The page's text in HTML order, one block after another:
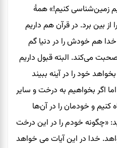
زمین‌شناسی کنیم!» همۀ
از بین برد. در قرآن هم داریم
خدا هم خودش را در دنیا گم
می‌کند. البته قبول داریم
خود را در آینه ببیند
اگر بخواهیم به درخت و سایر
و خودمان را در آن‌ها
«چگونه خودم را در این درخت
خدا در این آیات می خواهد